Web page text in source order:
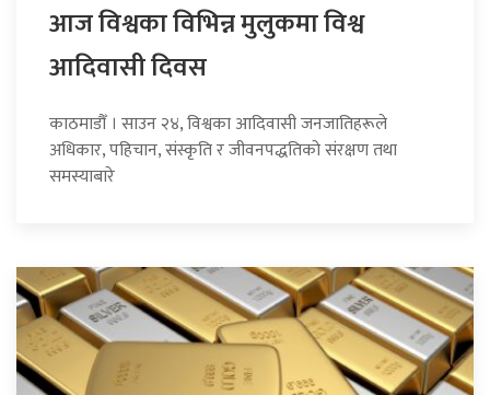
आज विश्वका विभिन्न मुलुकमा विश्व
आदिवासी दिवस
काठमाडौँ । साउन २४, विश्वका आदिवासी जनजातिहरूले
अधिकार, पहिचान, संस्कृति र जीवनपद्धतिको संरक्षण तथा
समस्याबारे